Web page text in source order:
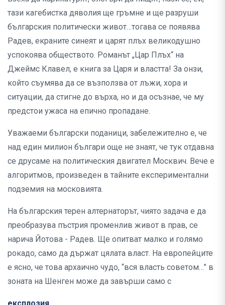
тази кагебистка дяволия ще гръмне и ще разруши
българския политически живот…тогава се появява
Радев, екраните синеят и царят плъх великодушно
успокоява обществото. Романът „Цар Плъх“ на
Джеймс Клавел, е книга за Царя и властта! За онзи,
който съумява да се възползва от лъжи, хора и
ситуации, да стигне до върха, но и да осъзнае, че му
предстои ужаса на епично пропадане.
Уважаеми български поданици, забележително е, че
над един милион българи още не знаят, че тук отдавна
се друсаме на политическия двигател Москвич. Вече е
алгоритмов, произведен в тайните експериментални
подземия на московията.
На българския терен алтернаторът, чиято задача е да
преобразува пъстрия променлив живот в прав, се
нарича Йотова - Радев. Ще опитват малко и голямо
рокадо, само да държат цялата власт. На европейците
е ясно, че това архаично чудо, “вся власть советом…” в
зоната на Шенген може да завърши само с